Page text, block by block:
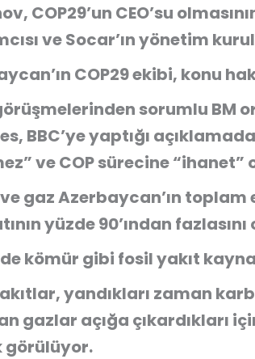
COP29’un CEO’su
ve Socar’ın yönetim
COP29 ekibi, konu
sorumlu BM
BBC’ye yaptığı
ve COP sürecine
gaz Azerbaycan’ın toplam
yüzde 90’ından
kömür gibi fosil yakıt
yandıkları zaman
gazlar açığa çıkardıkları
görülüyor.